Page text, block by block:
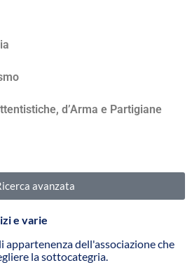
d’Arma e Partigiane
avanzata
e varie
appartenenza dell'associazione che
la sottocategria.